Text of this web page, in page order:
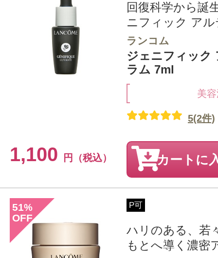
回復科学から誕
ニフィック ア
ランコム
ジェニフィック
ラム 7ml
美
1,100 円（税込）
5(2件)
カートに
51%
OFF
P可
ハリのある、若
もとへ導く濃密